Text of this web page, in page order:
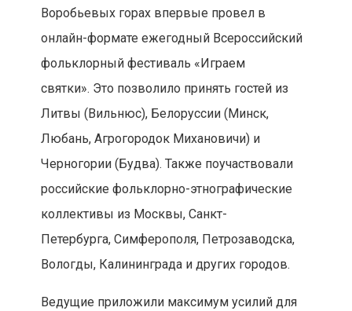
Воробьевых горах впервые провел в
онлайн-формате ежегодный Всероссийский
фольклорный фестиваль «Играем
святки». Это позволило принять гостей из
Литвы (Вильнюс), Белоруссии (Минск,
Любань, Агрогородок Михановичи) и
Черногории (Будва). Также поучаствовали
российские фольклорно-этнографические
коллективы из Москвы, Санкт-
Петербурга, Симферополя, Петрозаводска,
Вологды, Калининграда и других городов.
Ведущие приложили максимум усилий для